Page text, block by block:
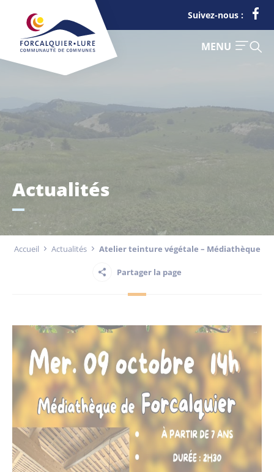
Suivez-nous :
Touriste
Entreprise
MENU
FERMER
Actualités
Accueil Actualités Atelier teinture végétale – Médiathèque
Partager la page
Actualités
Maison France Services
Publications
Cookies management panel